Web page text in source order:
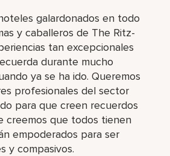
galardonados en todo
y caballeros de The Ritz-
tan excepcionales
durante mucho
ya se ha ido. Queremos
profesionales del sector
para que creen recuerdos
creemos que todos tienen
empoderados para ser
y compasivos.